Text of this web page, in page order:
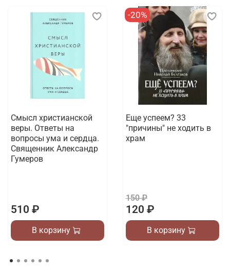
Смысл христианской
веры. Ответы на
вопросы ума и сердца.
Священник Александр
Гумеров
510 ₽
В корзину
-20%
Еще успеем? 33
"причины" не ходить в
храм
150 ₽
120 ₽
В корзину